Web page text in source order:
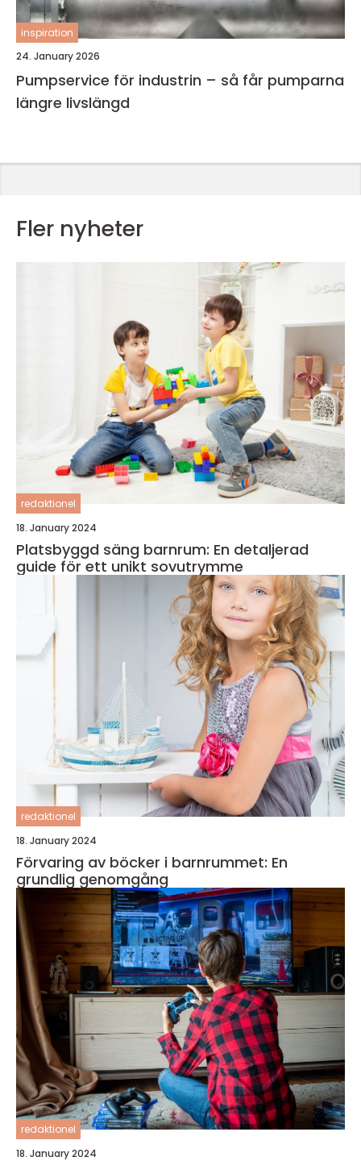
inspiration
24. January 2026
Pumpservice för industrin – så får pumparna
längre livslängd
Fler nyheter
redaktionel
18. January 2024
Platsbyggd säng barnrum: En detaljerad
guide för ett unikt sovutrymme
redaktionel
18. January 2024
Förvaring av böcker i barnrummet: En
grundlig genomgång
redaktionel
18. January 2024